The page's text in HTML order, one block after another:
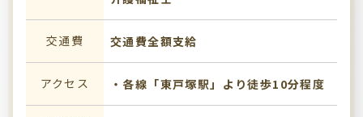
交通費 交通費全額支給
アクセス ・各線「東戸塚駅」より徒歩10分程度